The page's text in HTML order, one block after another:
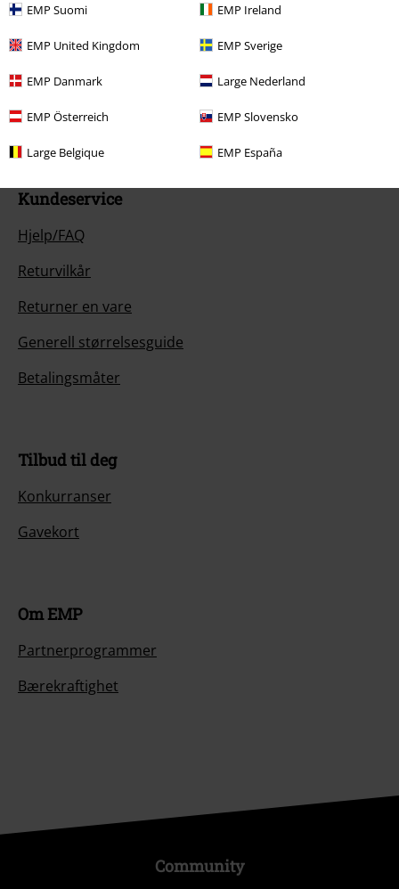
EMP Suomi EMP Ireland
EMP United Kingdom EMP Sverige
EMP Danmark Large Nederland
EMP Österreich EMP Slovensko
Large Belgique EMP España
mailbox@emp-shop.no.
Start chat
Kundeservice
Hjelp/FAQ
Returvilkår
Returner en vare
Generell størrelsesguide
Betalingsmåter
Tilbud til deg
Konkurranser
Gavekort
Om EMP
Partnerprogrammer
Bærekraftighet
Community